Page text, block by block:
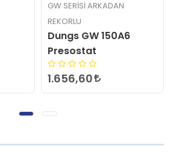
GW SERISI ARKADAN
REKORLU
Dungs GW 150A6
Presostat
1.656,60